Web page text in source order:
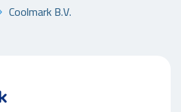
Coolmark B.V.